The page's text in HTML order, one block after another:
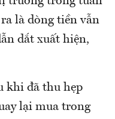
là dòng tiền vẫn
dắt xuất hiện,
khi đã thu hẹp
lại mua trong